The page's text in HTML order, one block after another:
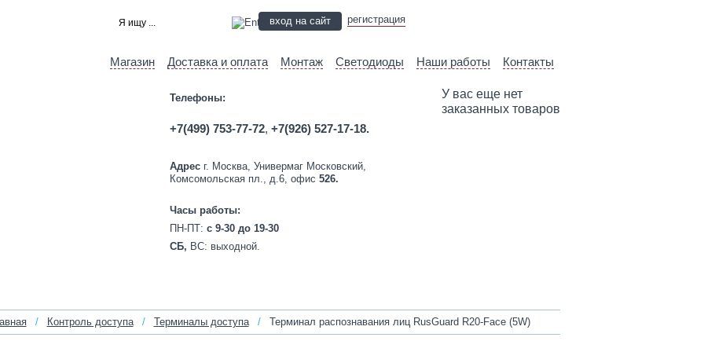
вход на сайт регистрация
Магазин Доставка и оплата Монтаж Светодиоды Наши работы Контакты
У вас еще нет
заказанных товаров
Телефоны:
+7(499) 753-77-72, +7(926) 527-17-18.
Адресг. Москва, Универмаг Московский,
Комсомольская пл., д.6, офис 526.
Часы работы:
ПН-ПТ: c 9-30 до 19-30
СБ, ВС: выходной.
/ Контроль доступа / Терминалы доступа / Терминал распознавания лиц RusGuard R20-Face (5W)